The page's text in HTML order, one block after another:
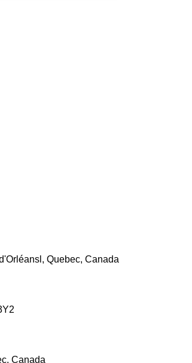
Quebec, Canada
Canada